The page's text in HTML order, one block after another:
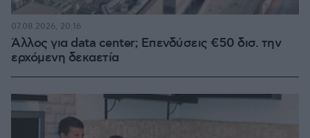
Άλλος για data center; Επενδύσεις €50 δισ. την
ερχόμενη δεκαετία
07.08.2026, 20:16